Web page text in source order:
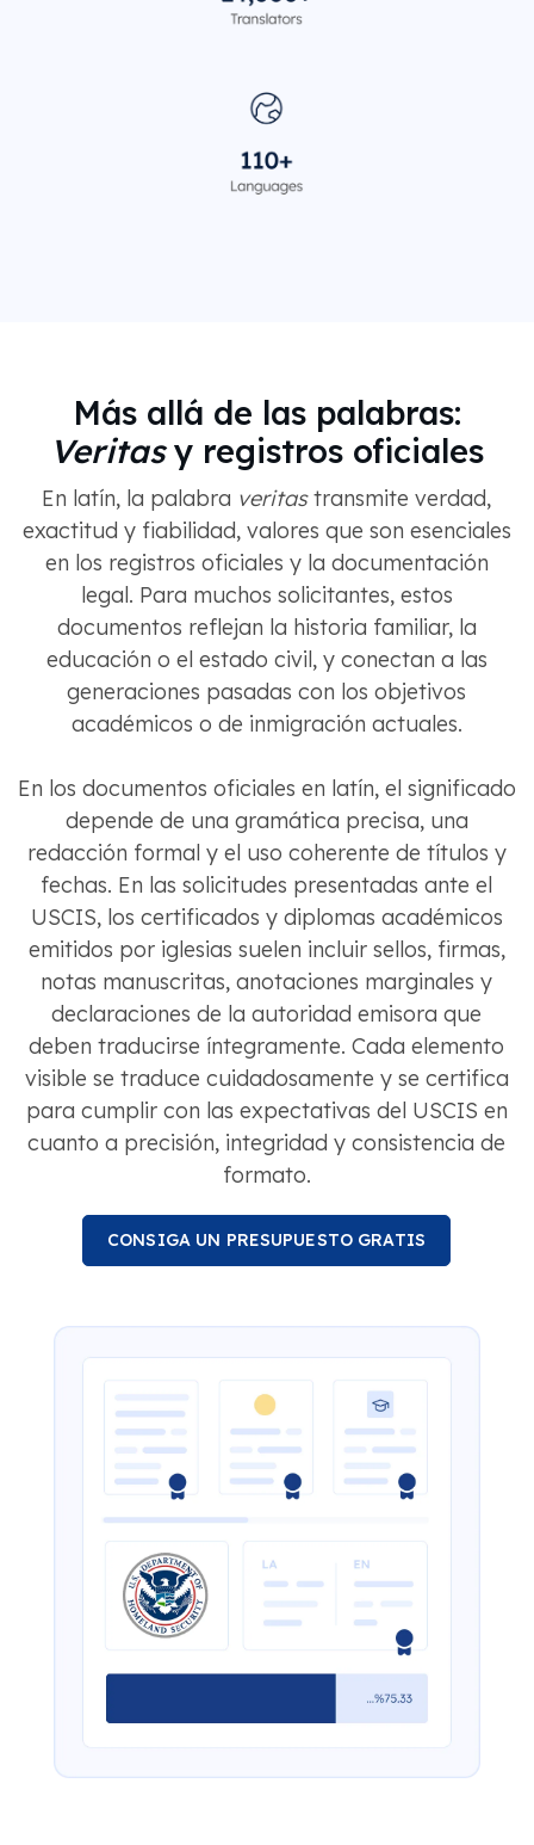
Más allá de las palabras:
Veritasy registros oficiales
En latín, la palabra veritastransmite verdad,
exactitud y fiabilidad, valores que son esenciales
en los registros oficiales y la documentación
legal. Para muchos solicitantes, estos
documentos reflejan la historia familiar, la
educación o el estado civil, y conectan a las
generaciones pasadas con los objetivos
académicos o de inmigración actuales.
En los documentos oficiales en latín, el significado
depende de una gramática precisa, una
redacción formal y el uso coherente de títulos y
fechas. En las solicitudes presentadas ante el
USCIS, los certificados y diplomas académicos
emitidos por iglesias suelen incluir sellos, firmas,
notas manuscritas, anotaciones marginales y
declaraciones de la autoridad emisora ​​que
deben traducirse íntegramente. Cada elemento
visible se traduce cuidadosamente y se certifica
para cumplir con las expectativas del USCIS en
cuanto a precisión, integridad y consistencia de
formato.
CONSIGA UN PRESUPUESTO GRATIS